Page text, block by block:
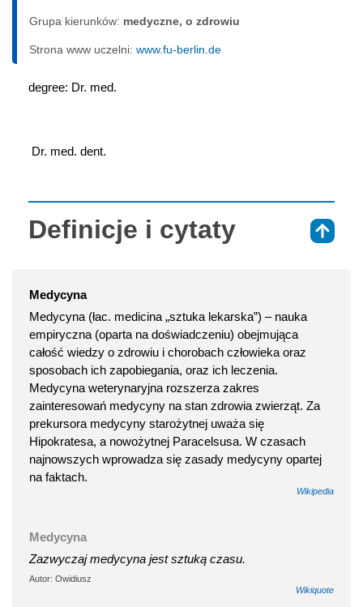
Grupa kierunków: medyczne, o zdrowiu
Strona www uczelni: www.fu-berlin.de
degree: Dr. med.
Dr. med. dent.
Definicje i cytaty
Medycyna
Medycyna (łac. medicina „sztuka lekarska”) – nauka
empiryczna (oparta na doświadczeniu) obejmująca
całość wiedzy o zdrowiu i chorobach człowieka oraz
sposobach ich zapobiegania, oraz ich leczenia.
Medycyna weterynaryjna rozszerza zakres
zainteresowań medycyny na stan zdrowia zwierząt. Za
prekursora medycyny starożytnej uważa się
Hipokratesa, a nowożytnej Paracelsusa. W czasach
najnowszych wprowadza się zasady medycyny opartej
na faktach.
Wikipedia
Medycyna
Zazwyczaj medycyna jest sztuką czasu.
Autor: Owidiusz
Wikiquote